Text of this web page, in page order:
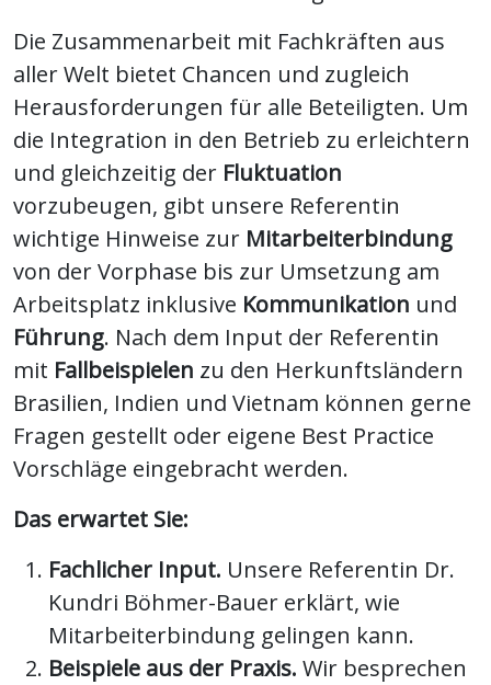
Die Zusammenarbeit mit Fachkräften aus
aller Welt bietet Chancen und zugleich
Herausforderungen für alle Beteiligten. Um
die Integration in den Betrieb zu erleichtern
und gleichzeitig der Fluktuation
vorzubeugen, gibt unsere Referentin
wichtige Hinweise zur Mitarbeiterbindung
von der Vorphase bis zur Umsetzung am
Arbeitsplatz inklusive Kommunikation und
Führung. Nach dem Input der Referentin
mit Fallbeispielen zu den Herkunftsländern
Brasilien, Indien und Vietnam können gerne
Fragen gestellt oder eigene Best Practice
Vorschläge eingebracht werden.
Das erwartet Sie:
Fachlicher Input. Unsere Referentin Dr.
Kundri Böhmer-Bauer erklärt, wie
Mitarbeiterbindung gelingen kann.
Beispiele aus der Praxis. Wir besprechen